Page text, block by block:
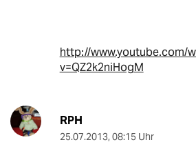
http://www.youtube.com/
v=QZ2k2niHogM
RPH
25.07.2013, 08:15 Uhr